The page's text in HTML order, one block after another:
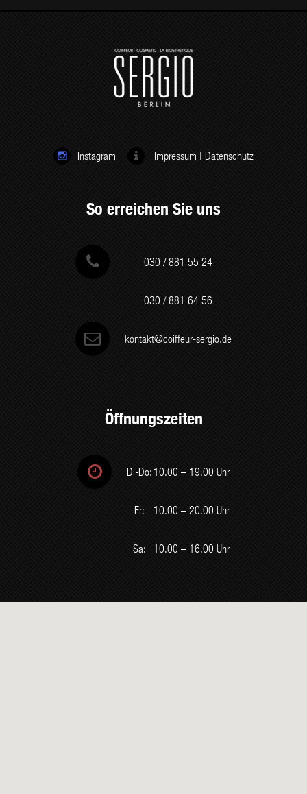
 Instagram  Impressum | Datenschutz
So erreichen Sie uns
030 / 881 55 24
030 / 881 64 56
kontakt@coiffeur-sergio.de
Öffnungszeiten
 Di-Do: 10.00 – 19.00 Uhr
Fr: 10.00 – 20.00 Uhr
Sa: 10.00 – 16.00 Uhr